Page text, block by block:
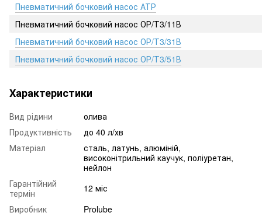
Пневматичний бочковий насос АТР
Пневматичний бочковий насос ОР/Т3/11В
Пневматичний бочковий насос ОР/Т3/31В
Пневматичний бочковий насос ОР/Т3/51В
Характеристики
Вид рідини
олива
Продуктивність
до 40 л/хв
Матеріал
сталь, латунь, алюміній,
високонітрильний каучук, поліуретан,
нейлон
Гарантійний
термін
12 міс
Виробник
Prolube